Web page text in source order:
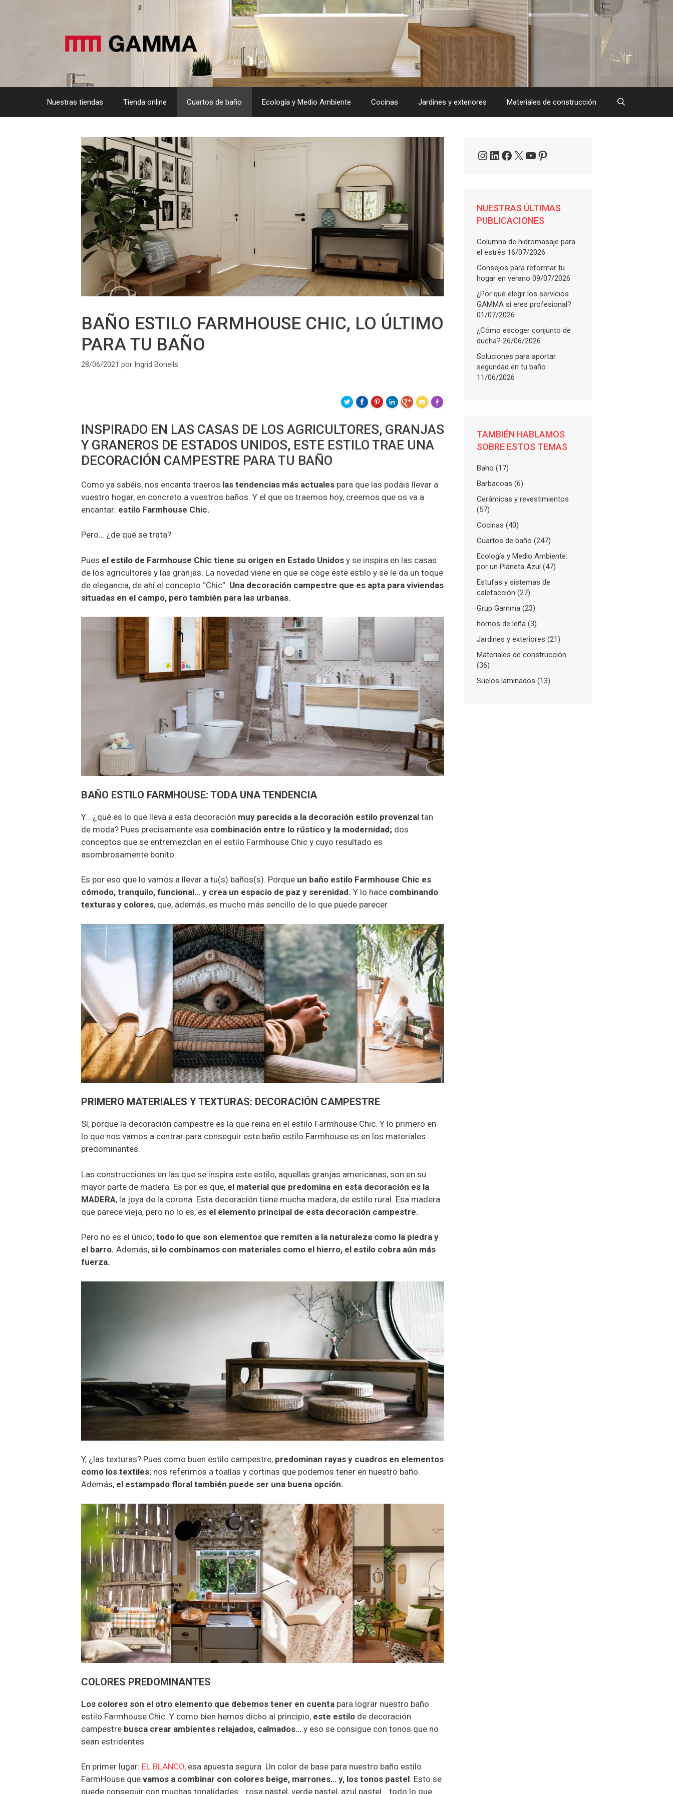
Nuestras tiendas Tienda online Cuartos de baño Ecología y Medio Ambiente Cocinas Jardines y exteriores Materiales de construcción
BAÑO ESTILO FARMHOUSE CHIC, LO ÚLTIMO
PARA TU BAÑO
28/06/2021 por Ingrid Bonells
INSPIRADO EN LAS CASAS DE LOS AGRICULTORES, GRANJAS
Y GRANEROS DE ESTADOS UNIDOS, ESTE ESTILO TRAE UNA
DECORACIÓN CAMPESTRE PARA TU BAÑO
Como ya sabéis, nos encanta traeros las tendencias más actuales para que las podáis llevar a
vuestro hogar, en concreto a vuestros baños. Y el que os traemos hoy, creemos que os va a
encantar: estilo Farmhouse Chic.
Pero… ¿de qué se trata?
Pues el estilo de Farmhouse Chic tiene su origen en Estado Unidos y se inspira en las casas
de los agricultores y las granjas. La novedad viene en que se coge este estilo y se le da un toque
de elegancia, de ahí el concepto “Chic”. Una decoración campestre que es apta para viviendas
situadas en el campo, pero también para las urbanas.
BAÑO ESTILO FARMHOUSE: TODA UNA TENDENCIA
Y… ¿qué es lo que lleva a esta decoración muy parecida a la decoración estilo provenzal tan
de moda? Pues precisamente esa combinación entre lo rústico y la modernidad; dos
conceptos que se entremezclan en el estilo Farmhouse Chic y cuyo resultado es
asombrosamente bonito.
Es por eso que lo vamos a llevar a tu(s) baños(s). Porque un baño estilo Farmhouse Chic es
cómodo, tranquilo, funcional… y crea un espacio de paz y serenidad. Y lo hace combinando
texturas y colores, que, además, es mucho más sencillo de lo que puede parecer.
PRIMERO MATERIALES Y TEXTURAS: DECORACIÓN CAMPESTRE
Sí, porque la decoración campestre es la que reina en el estilo Farmhouse Chic. Y lo primero en
lo que nos vamos a centrar para conseguir este baño estilo Farmhouse es en los materiales
predominantes.
Las construcciones en las que se inspira este estilo, aquellas granjas americanas, son en su
mayor parte de madera. Es por es que, el material que predomina en esta decoración es la
MADERA, la joya de la corona. Esta decoración tiene mucha madera, de estilo rural. Esa madera
que parece vieja, pero no lo es, es el elemento principal de esta decoración campestre.
Pero no es el único; todo lo que son elementos que remiten a la naturaleza como la piedra y
el barro. Además, si lo combinamos con materiales como el hierro, el estilo cobra aún más
fuerza.
Y, ¿las texturas? Pues como buen estilo campestre, predominan rayas y cuadros en elementos
como los textiles; nos referimos a toallas y cortinas que podemos tener en nuestro baño.
Además, el estampado floral también puede ser una buena opción.
COLORES PREDOMINANTES
Los colores son el otro elemento que debemos tener en cuenta para lograr nuestro baño
estilo Farmhouse Chic. Y como bien hemos dicho al principio, este estilo de decoración
campestre busca crear ambientes relajados, calmados… y eso se consigue con tonos que no
sean estridentes.
En primer lugar: EL BLANCO, esa apuesta segura. Un color de base para nuestro baño estilo
FarmHouse que vamos a combinar con colores beige, marrones… y, los tonos pastel. Esto se
puede conseguir con muchas tonalidades… rosa pastel, verde pastel, azul pastel… todo lo que
Instagram
LinkedIn
Facebook
X YouTube
Pinterest
NUESTRAS ÚLTIMAS
PUBLICACIONES
Columna de hidromasaje para
el estrés 16/07/2026
Consejos para reformar tu
hogar en verano 09/07/2026
¿Por qué elegir los servicios
GAMMA si eres profesional?
01/07/2026
¿Cómo escoger conjunto de
ducha? 26/06/2026
Soluciones para aportar
seguridad en tu baño
11/06/2026
TAMBIÉN HABLAMOS
SOBRE ESTOS TEMAS
Baho (17)
Barbacoas (6)
Cerámicas y revestimientos
(57)
Cocinas (40)
Cuartos de baño (247)
Ecología y Medio Ambiente:
por un Planeta Azul (47)
Estufas y sistemas de
calefacción (27)
Grup Gamma (23)
hornos de leña (3)
Jardines y exteriores (21)
Materiales de construcción
(36)
Suelos laminados (13)